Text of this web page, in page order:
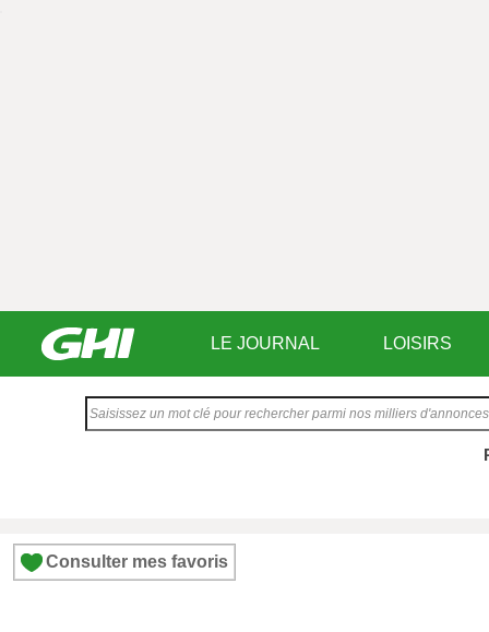
LE JOURNAL LOISIRS
Consulter mes favoris